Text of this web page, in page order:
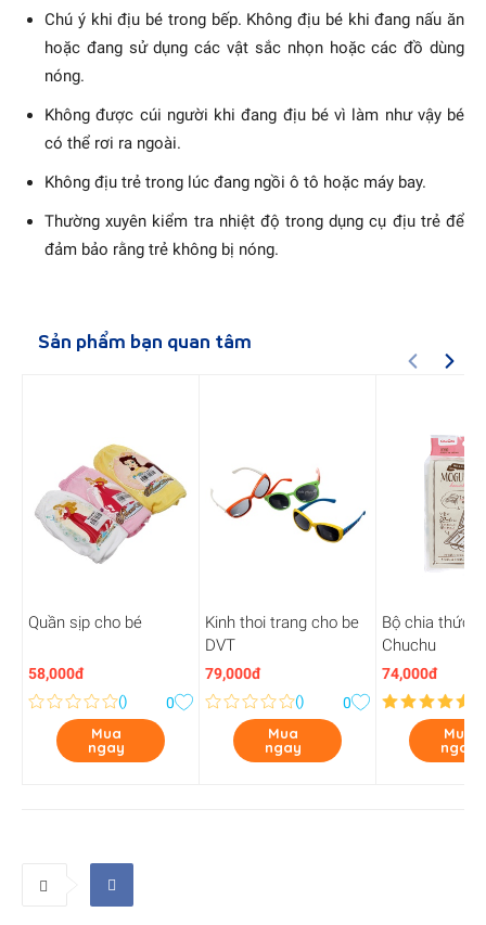
Chú ý khi địu bé trong bếp. Không địu bé khi đang nấu ăn
hoặc đang sử dụng các vật sắc nhọn hoặc các đồ dùng
nóng.
Không được cúi người khi đang địu bé vì làm như vậy bé
có thể rơi ra ngoài.
Không địu trẻ trong lúc đang ngồi ô tô hoặc máy bay.
Thường xuyên kiểm tra nhiệt độ trong dụng cụ địu trẻ để
đảm bảo rằng trẻ không bị nóng.
Sản phẩm bạn quan tâm
Quần sịp cho bé
58,000đ
()
0
Mua
ngay
Kinh thoi trang cho be
DVT
79,000đ
()
0
Mua
ngay
Bộ chia thức
Chuchu
74,000đ
Mua
ngay